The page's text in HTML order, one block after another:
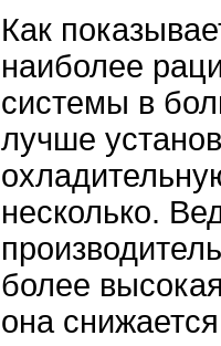
Как
наиболее
системы в
лучше
несколько.
более
она